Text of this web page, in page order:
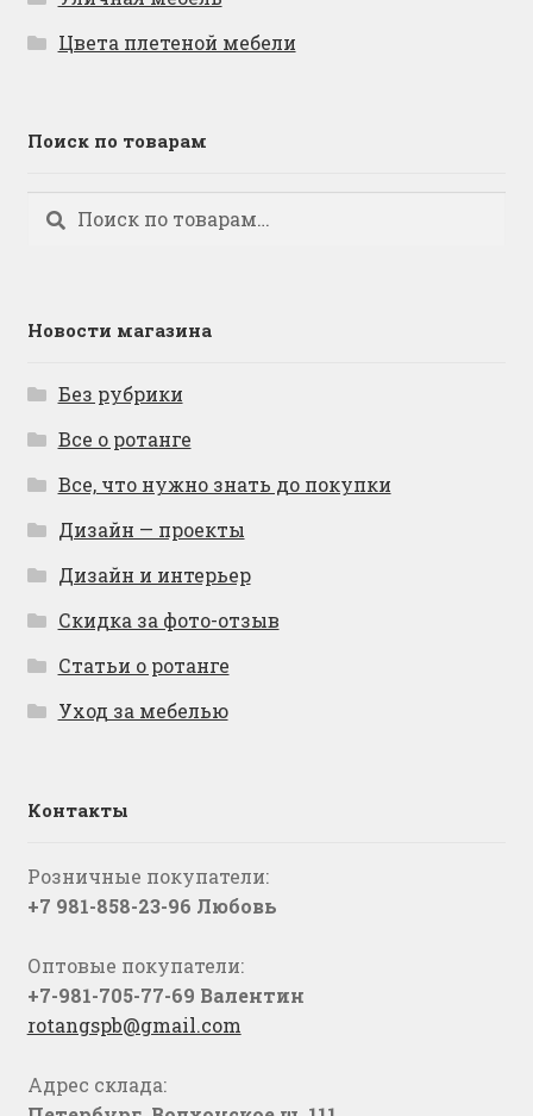
Цвета плетеной мебели
Поиск по товарам
Искать:
Поиск
Новости магазина
Без рубрики
Все о ротанге
Все, что нужно знать до покупки
Дизайн — проекты
Дизайн и интерьер
Скидка за фото-отзыв
Статьи о ротанге
Уход за мебелью
Контакты
Розничные покупатели:
+7 981-858-23-96 Любовь
Оптовые покупатели:
+7-981-705-77-69 Валентин
rotangspb@gmail.com
Адрес склада: